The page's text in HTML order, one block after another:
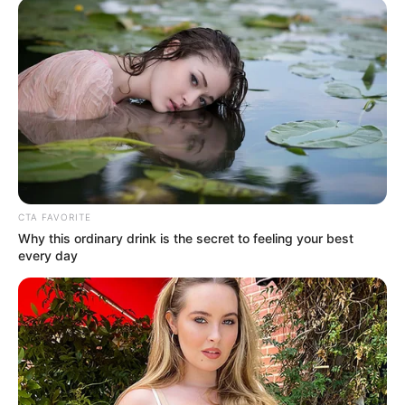
Sobre el servicio de recolección de basuras en la vereda,
la Alcaldía informó que se estáprestando cuatro veces a
CTA FAVORITE
Why this ordinary drink is the secret to feeling your best
every day